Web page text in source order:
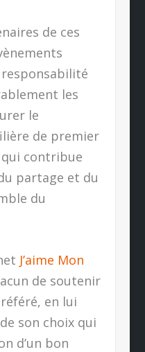
de ces
les
le
de premier
contribue
partage et du
du
J’aime Mon
de soutenir
en lui
son choix qui
d’un bon